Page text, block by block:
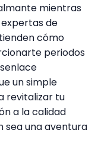
mientras
de
cómo
periodos
un simple
revitalizar tu
a la calidad
sea una aventura